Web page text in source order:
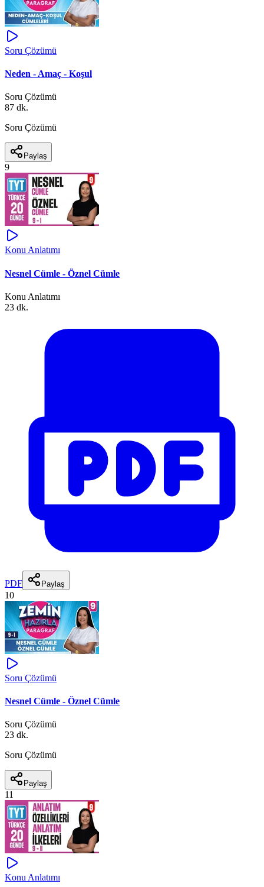
Soru Çözümü
Neden - Amaç - Koşul
Soru Çözümü
87 dk.
Soru Çözümü
Paylaş
9
Konu Anlatımı
Nesnel Cümle - Öznel Cümle
Konu Anlatımı
23 dk.
PDF Paylaş
10
Soru Çözümü
Nesnel Cümle - Öznel Cümle
Soru Çözümü
23 dk.
Soru Çözümü
Paylaş
11
Konu Anlatımı